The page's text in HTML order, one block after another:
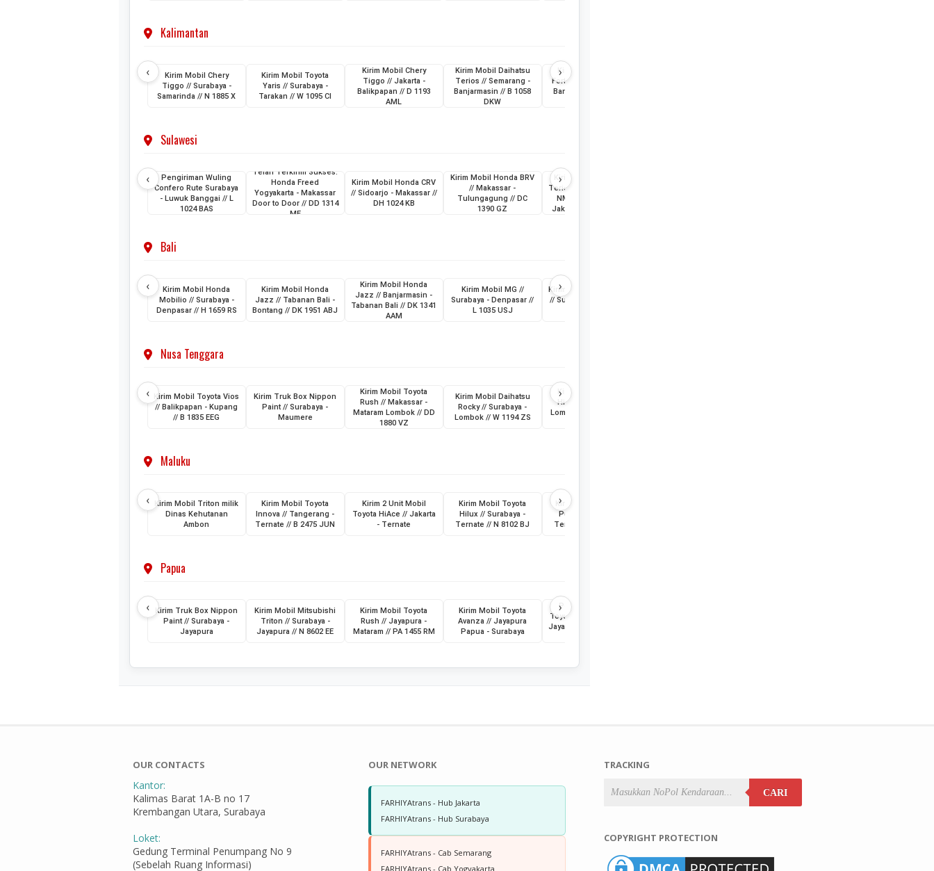
Kalimantan
‹
Kirim Mobil Chery
Tiggo // Surabaya -
Samarinda // N 1885 X
Kirim Mobil Toyota
Yaris // Surabaya -
Tarakan // W 1095 CI
Kirim Mobil Chery
Tiggo // Jakarta -
Balikpapan // D 1193
AML
Kirim Mobil Daihatsu
Terios // Semarang -
Banjarmasin // B 1058
DKW
Kirim Mobil Toyota
Fortuner // Surabaya -
Banjarmasin // L 1965
›
Sulawesi
‹
Pengiriman Wuling
Confero Rute Surabaya
- Luwuk Banggai // L
1024 BAS
Telah Terkirim Sukses:
Honda Freed
Yogyakarta - Makassar
Door to Door // DD 1314
ME
Kirim Mobil Honda CRV
// Sidoarjo - Makassar //
DH 1024 KB
Kirim Mobil Honda BRV
// Makassar -
Tulungagung // DC
1390 GZ
Kirim Mobil Daihatsu
Terios & Sepeda Motor
NMax // Makassar -
Jakarta // KT 1398 WQ
›
Bali
‹
Kirim Mobil Honda
Mobilio // Surabaya -
Denpasar // H 1659 RS
Kirim Mobil Honda
Jazz // Tabanan Bali -
Bontang // DK 1951 ABJ
Kirim Mobil Honda
Jazz // Banjarmasin -
Tabanan Bali // DK 1341
AAM
Kirim Mobil MG //
Surabaya - Denpasar //
L 1035 USJ
Kirim Mobil MG New HS
// Surabaya - Denpasar
›
Nusa Tenggara
‹
Kirim Mobil Toyota Vios
// Balikpapan - Kupang
// B 1835 EEG
Kirim Truk Box Nippon
Paint // Surabaya -
Maumere
Kirim Mobil Toyota
Rush // Makassar -
Mataram Lombok // DD
1880 VZ
Kirim Mobil Daihatsu
Rocky // Surabaya -
Lombok // W 1194 ZS
Kirim Mobil Toyota
Hilux // Makassar -
Lombok Mataram // DD
›
Maluku
‹
Kirim Mobil Triton milik
Dinas Kehutanan
Ambon
Kirim Mobil Toyota
Innova // Tangerang -
Ternate // B 2475 JUN
Kirim 2 Unit Mobil
Toyota HiAce // Jakarta
- Ternate
Kirim Mobil Toyota
Hilux // Surabaya -
Ternate // N 8102 BJ
Kirim Bus Medium 2
Putri // Surabaya -
Ternate // G 7016 QC
›
Papua
‹
Kirim Truk Box Nippon
Paint // Surabaya -
Jayapura
Kirim Mobil Mitsubishi
Triton // Surabaya -
Jayapura // N 8602 EE
Kirim Mobil Toyota
Rush // Jayapura -
Mataram // PA 1455 RM
Kirim Mobil Toyota
Avanza // Jayapura
Papua - Surabaya
Pengiriman Mobil
Toyota Vios // Jakarta -
Jayapura // 21 Juli 2020
›
OUR CONTACTS
Kantor:
Kalimas Barat 1A-B no 17
Krembangan Utara, Surabaya
Loket:
Gedung Terminal Penumpang No 9
(Sebelah Ruang Informasi)
OUR NETWORK
FARHIYAtrans - Hub Jakarta
FARHIYAtrans - Hub Surabaya
FARHIYAtrans - Cab Semarang
FARHIYAtrans - Cab Yogyakarta
TRACKING
CARI
COPYRIGHT PROTECTION